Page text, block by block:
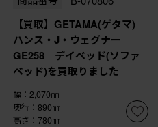
【買取】GETAMA(ゲタマ)
ハンス・J・ウェグナー
GE258 デイベッド(ソファ
ベッド)を買取りました
幅：2,070㎜
奥行：890㎜
高さ：780㎜